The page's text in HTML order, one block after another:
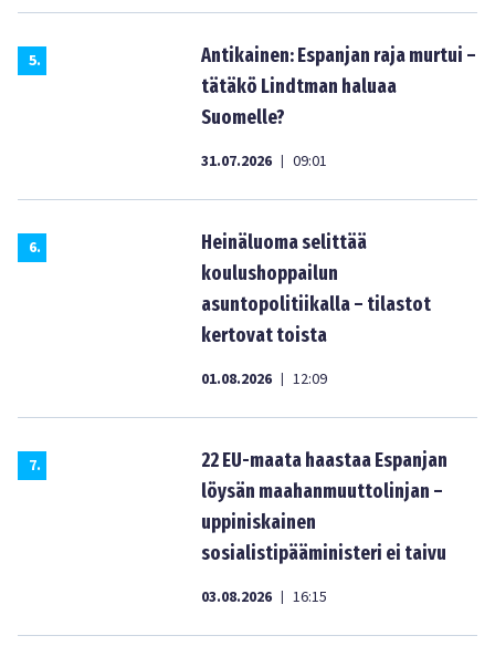
5.
Antikainen: Espanjan raja murtui –
tätäkö Lindtman haluaa
Suomelle?
31.07.2026 | 09:01
6.
Heinäluoma selittää
koulushoppailun
asuntopolitiikalla – tilastot
kertovat toista
01.08.2026 | 12:09
7.
22 EU-maata haastaa Espanjan
löysän maahanmuuttolinjan –
uppiniskainen
sosialistipääministeri ei taivu
03.08.2026 | 16:15